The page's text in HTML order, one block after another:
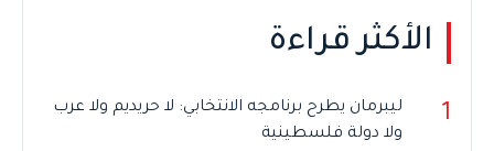
الأكثر قراءة
1
ليبرمان يطرح برنامجه الانتخابي: لا حريديم ولا عرب
ولا دولة فلسطينية